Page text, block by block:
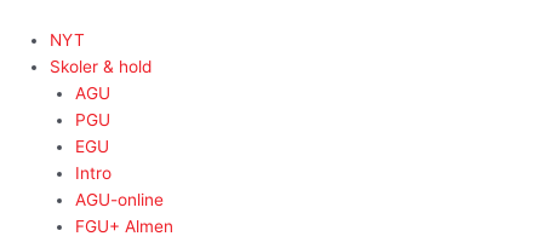
indholdet
NYT
Skoler & hold
AGU
PGU
EGU
Intro
AGU-online
FGU+ Almen